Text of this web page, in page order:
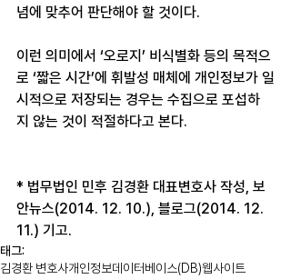
념에 맞추어 판단해야 할 것이다.
이런 의미에서 ‘오로지’ 비식별화 등의 목적으
로 ‘짧은 시간’에 휘발성 매체에 개인정보가 일
시적으로 저장되는 경우는 수집으로 포섭하
지 않는 것이 적절하다고 본다.
* 법무법인 민후 김경환 대표변호사 작성, 보
안뉴스(2014. 12. 10.), 블로그(2014. 12.
11.) 기고.
태그:
김경환 변호사개인정보데이터베이스(DB)웹사이트